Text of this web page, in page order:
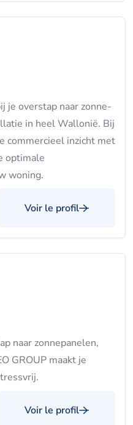
je overstap naar zonne-
in heel Wallonië. Bij
commercieel inzicht met
optimale
woning.
Voir le profil
naar zonnepanelen,
GROUP maakt je
Voir le profil